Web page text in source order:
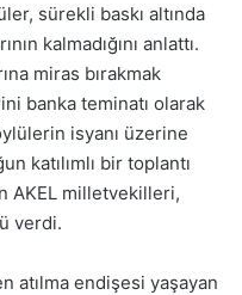
sürekli baskı altında
kalmadığını anlattı.
miras bırakmak
banka teminatı olarak
isyanı üzerine
katılımlı bir toplantı
AKEL milletvekilleri,
verdi.
atılma endişesi yaşayan